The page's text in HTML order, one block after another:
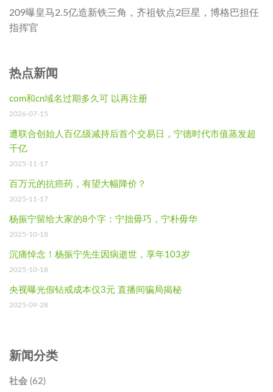
209曝皇马2.5亿造新铁三角，齐祖钦点2巨星，博格巴担任
指挥官
热点新闻
com和cn域名过期多久可 以再注册
2026-07-15
遭联合创始人百亿级减持后首个交易日，宁德时代市值蒸发超
千亿
2025-11-17
百万元的抗癌药，有望大幅降价？
2025-11-17
杨振宁留给大家的8个字：宁拙毋巧，宁朴毋华
2025-10-18
沉痛悼念！杨振宁先生因病逝世，享年103岁
2025-10-18
央视曝光假钻戒成本仅3元 直播间骗局揭秘
2025-09-28
新闻分类
社会 (62)